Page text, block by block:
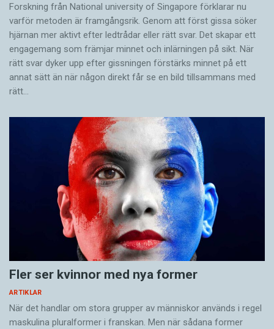
Forskning från National university of Singa­pore förklarar nu
varför metoden är framgångsrik. Genom att först gissa ­söker
hjärnan mer aktivt ­efter ledtrådar eller rätt svar. Det skapar ett
engagemang som främjar minnet och inlärningen på sikt. När
rätt svar dyker upp efter gissningen förstärks minnet på ett
annat sätt än när någon direkt får se en bild tillsammans med
rätt…
Fler ser kvinnor med nya former
ARTIKLAR
När det handlar om stora grupper av människor används i regel
maskulina pluralformer i franskan. Men när sådana ­former